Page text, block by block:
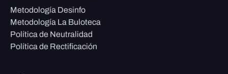
Metodología Desinfo
Metodología La Buloteca
Política de Neutralidad
Política de Rectificación